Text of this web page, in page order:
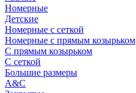
Номерные
Детские
Номерные с сеткой
Номерные с прямым козырьком
С прямым козырьком
С сеткой
Большие размеры
A&C